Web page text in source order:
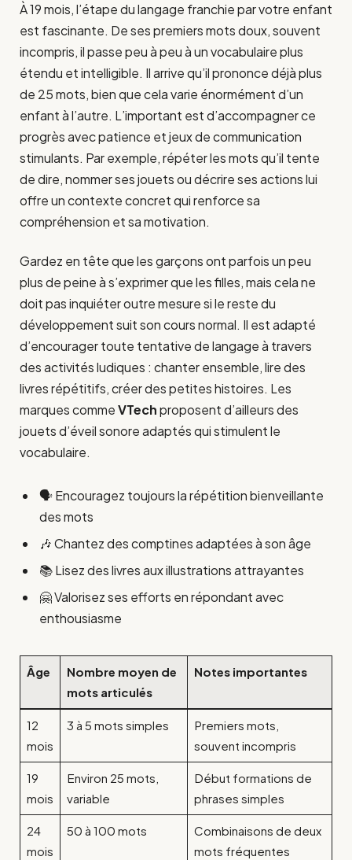
À 19 mois, l’étape du langage franchie par votre enfant
est fascinante. De ses premiers mots doux, souvent
incompris, il passe peu à peu à un vocabulaire plus
étendu et intelligible. Il arrive qu’il prononce déjà plus
de 25 mots, bien que cela varie énormément d’un
enfant à l’autre. L’important est d’accompagner ce
progrès avec patience et jeux de communication
stimulants. Par exemple, répéter les mots qu’il tente
de dire, nommer ses jouets ou décrire ses actions lui
offre un contexte concret qui renforce sa
compréhension et sa motivation.
Gardez en tête que les garçons ont parfois un peu
plus de peine à s’exprimer que les filles, mais cela ne
doit pas inquiéter outre mesure si le reste du
développement suit son cours normal. Il est adapté
d’encourager toute tentative de langage à travers
des activités ludiques : chanter ensemble, lire des
livres répétitifs, créer des petites histoires. Les
marques commeVTechproposent d’ailleurs des
jouets d’éveil sonore adaptés qui stimulent le
vocabulaire.
🗣️ Encouragez toujours la répétition bienveillante
des mots
🎶 Chantez des comptines adaptées à son âge
📚 Lisez des livres aux illustrations attrayantes
🤗 Valorisez ses efforts en répondant avec
enthousiasme
Âge
Nombre moyen de
mots articulés
Notes importantes
12
mois
3 à 5 mots simples
Premiers mots,
souvent incompris
19
mois
Environ 25 mots,
variable
Début formations de
phrases simples
24
mois
50 à 100 mots
Combinaisons de deux
mots fréquentes